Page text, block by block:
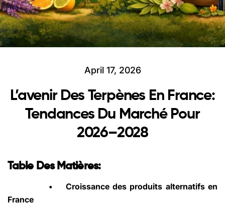
April 17, 2026
L’avenir Des Terpènes En France:
Tendances Du Marché Pour
2026–2028
Table Des Matières:
•
Croissance des produits alternatifs en
France